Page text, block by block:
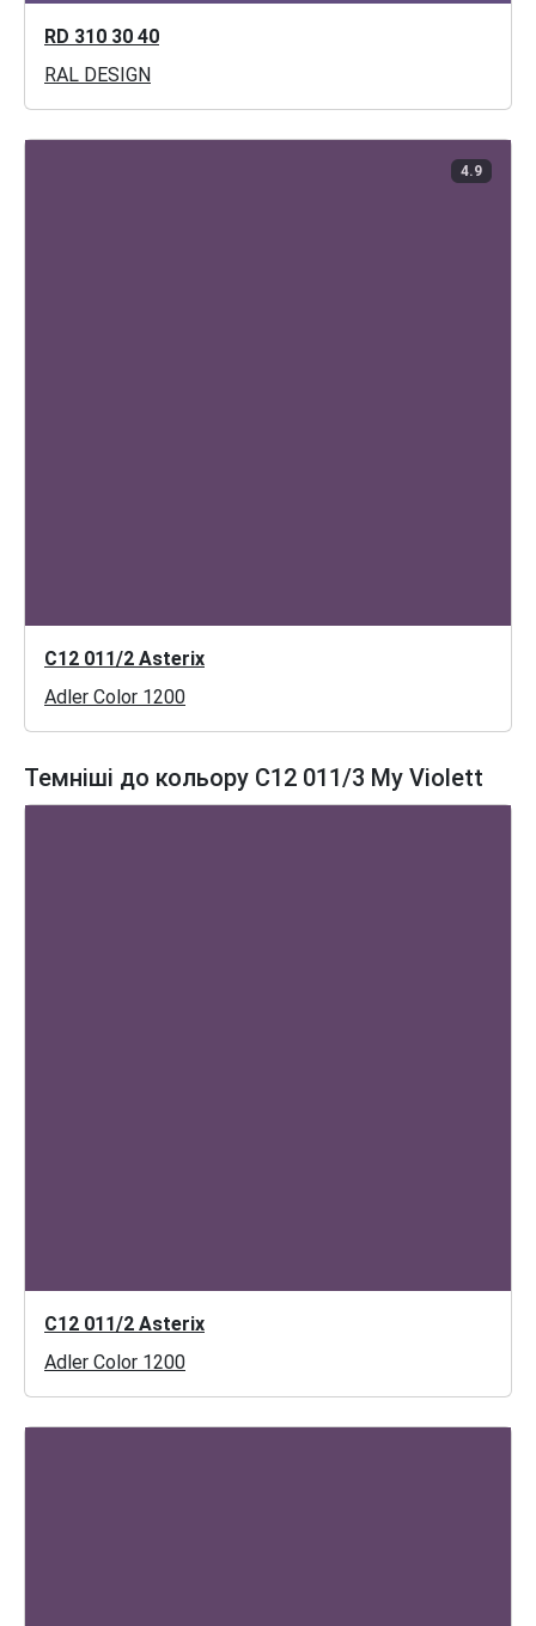
RD 310 30 40
RAL DESIGN
4.9
C12 011/2 Asterix
Adler Color 1200
Темніші до кольору C12 011/3 My Violett
C12 011/2 Asterix
Adler Color 1200